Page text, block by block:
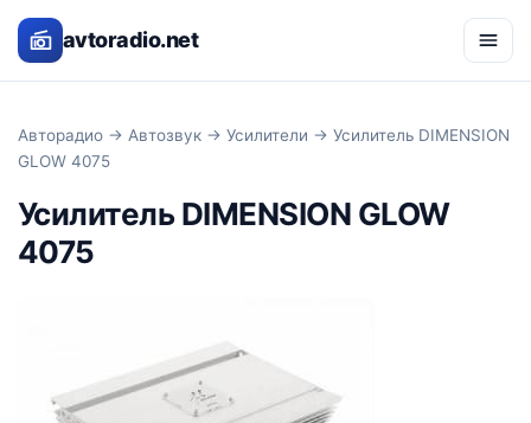
avtoradio.net
Авторадио → Автозвук → Усилители → Усилитель DIMENSION
GLOW 4075
Усилитель DIMENSION GLOW
4075